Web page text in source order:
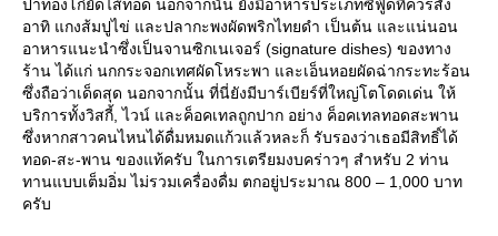
ปาท่องโก๋ยัดไส้ทอด นอกจากนั้น ยังมีอาหารประเภทซีฟู้ดที่ควรสั่ง
อาทิ แกงส้มปูไข่ และปลากะพงผัดพริกไทยดำ เป็นต้น และแน่นอน
อาหารแนะนำซึ่งเป็นจานซิกเนเจอร์ (signature dishes) ของทาง
ร้าน ได้แก่ นกกระจอกเทศผัดโหระพา และเอ็นหอยผัดฉ่ากระทะร้อน
ซึ่งถือว่าเด็ดสุด นอกจากนั้น ที่นี่ยังมีบาร์เบียร์ที่ใหญ่โตโดดเด่น ให้
บริการทั้งวิสกี้, ไวน์ และค็อคเทลถูกปาก อย่าง ค็อคเทลทอดสะพาน
ซึ่งหากสาวคนไหนได้ดื่มหมดแก้วแล้วหละก็ รับรองว่าเธอมีสิทธิ์ได้
ทอด-สะ-พาน ของแท้ครับ ในการเตรียมงบคร่าวๆ สำหรับ 2 ท่าน
ทานแบบเต็มอิ่ม ไม่รวมเครื่องดื่ม ตกอยู่ประมาณ 800 – 1,000 บาท
ครับ